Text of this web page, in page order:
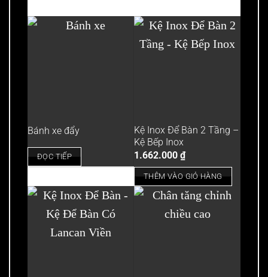
Bánh xe đẩy
ĐỌC TIẾP
Kệ Inox Để Bàn 2 Tầng –
Kệ Bếp Inox
1.662.000 ₫
THÊM VÀO GIỎ HÀNG